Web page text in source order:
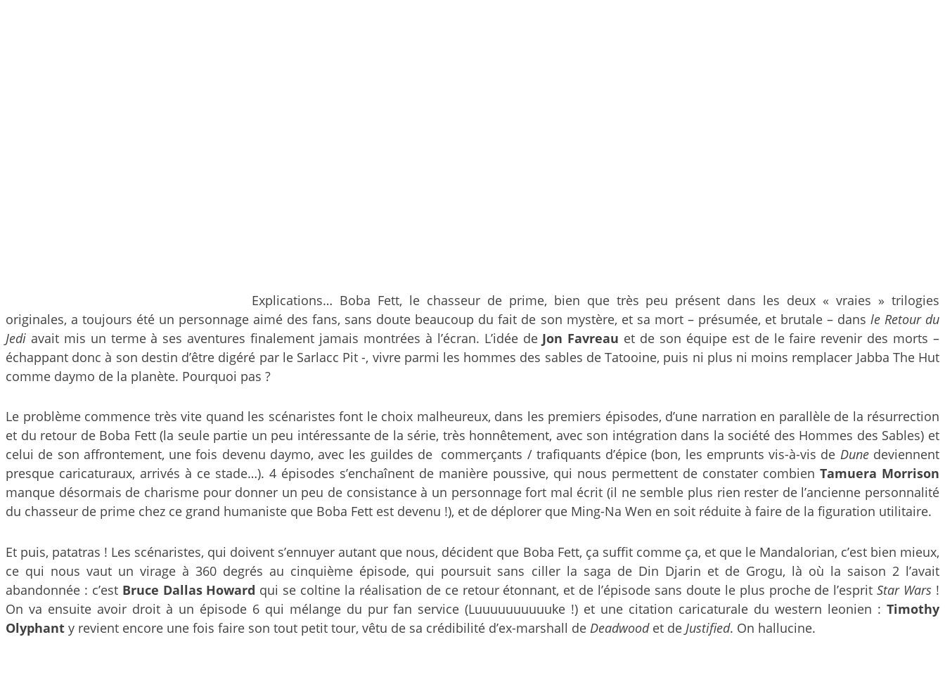
Explications… Boba Fett, le chasseur de prime, bien que très peu présent dans les deux « vraies » trilogies
originales, a toujours été un personnage aimé des fans, sans doute beaucoup du fait de son mystère, et sa mort – présumée, et brutale – dans le Retour du
Jedi avait mis un terme à ses aventures finalement jamais montrées à l’écran. L’idée de Jon Favreau et de son équipe est de le faire revenir des morts –
échappant donc à son destin d’être digéré par le Sarlacc Pit -, vivre parmi les hommes des sables de Tatooine, puis ni plus ni moins remplacer Jabba The Hut
comme daymo de la planète. Pourquoi pas ?
Le problème commence très vite quand les scénaristes font le choix malheureux, dans les premiers épisodes, d’une narration en parallèle de la résurrection
et du retour de Boba Fett (la seule partie un peu intéressante de la série, très honnêtement, avec son intégration dans la société des Hommes des Sables) et
celui de son affrontement, une fois devenu daymo, avec les guildes de commerçants / trafiquants d’épice (bon, les emprunts vis-à-vis de Dunedeviennent
presque caricaturaux, arrivés à ce stade…). 4 épisodes s’enchaînent de manière poussive, qui nous permettent de constater combien Tamuera Morrison
manque désormais de charisme pour donner un peu de consistance à un personnage fort mal écrit (il ne semble plus rien rester de l’ancienne personnalité
du chasseur de prime chez ce grand humaniste que Boba Fett est devenu !), et de déplorer que Ming-Na Wen en soit réduite à faire de la figuration utilitaire.
Et puis, patatras ! Les scénaristes, qui doivent s’ennuyer autant que nous, décident que Boba Fett, ça suffit comme ça, et que le Mandalorian, c’est bien mieux,
ce qui nous vaut un virage à 360 degrés au cinquième épisode, qui poursuit sans ciller la saga de Din Djarin et de Grogu, là où la saison 2 l’avait
abandonnée : c’est Bruce Dallas Howard qui se coltine la réalisation de ce retour étonnant, et de l’épisode sans doute le plus proche de l’espritStar Wars !
On va ensuite avoir droit à un épisode 6 qui mélange du pur fan service (Luuuuuuuuuuke !) et une citation caricaturale du western leonien : Timothy
Olyphant y revient encore une fois faire son tout petit tour, vêtu de sa crédibilité d’ex-marshall de Deadwoodet de Justified. On hallucine.